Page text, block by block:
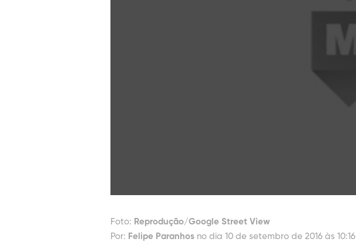
Foto: Reprodução/Google Street View
Por: Felipe Paranhos no dia 10 de setembro de 2016 às 10:16